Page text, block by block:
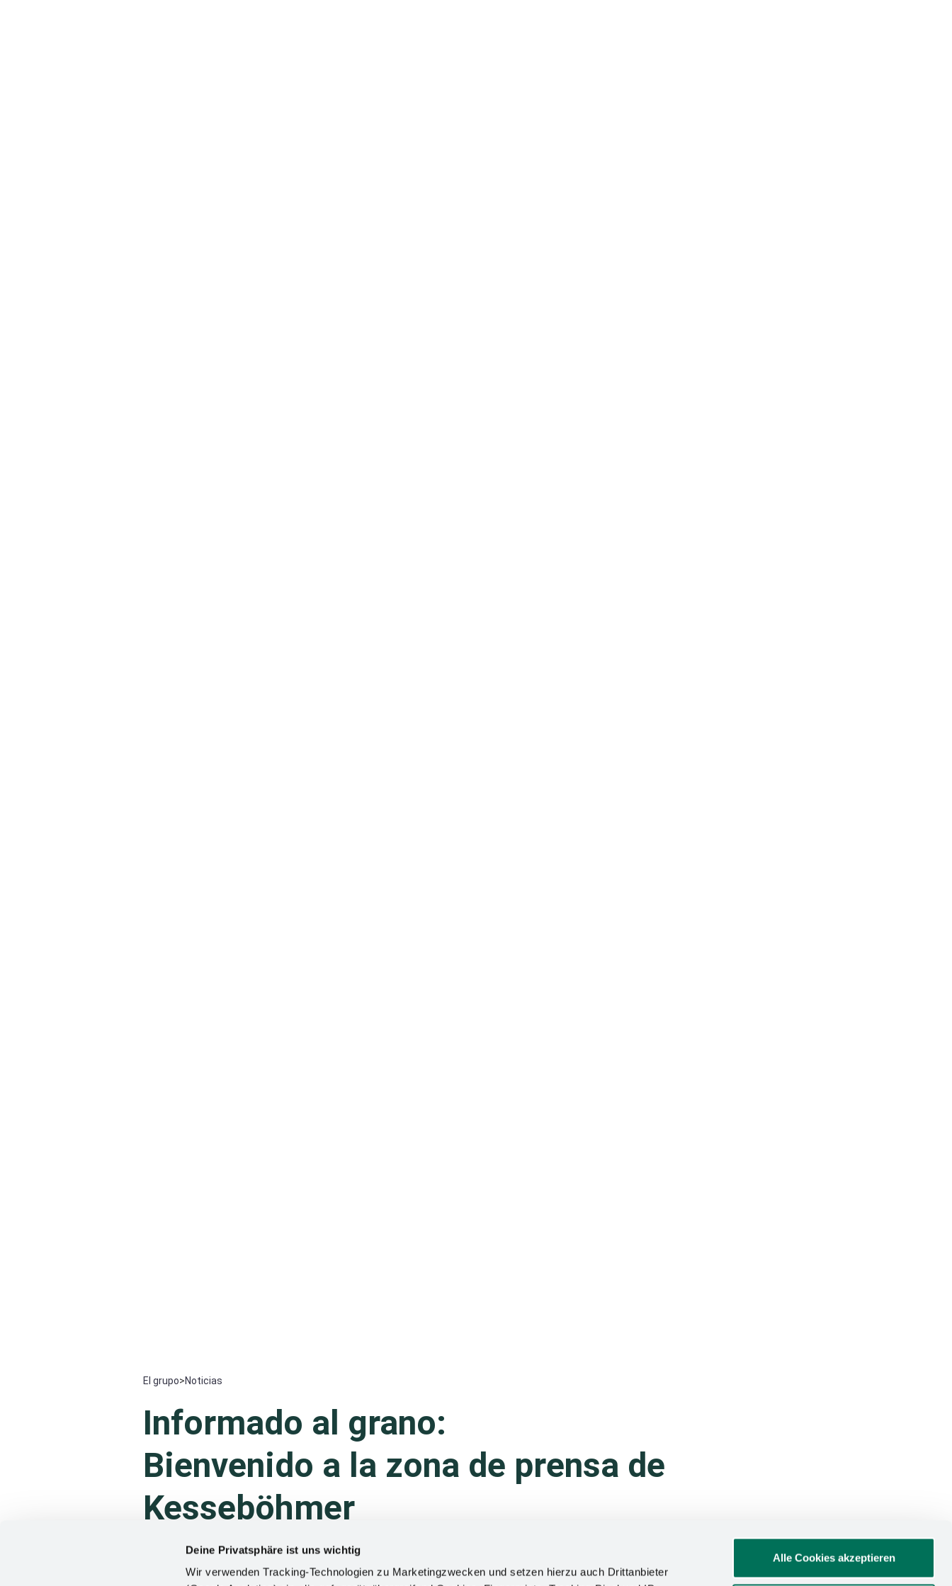
Deine Privatsphäre ist uns wichtig
Wir verwenden Tracking-Technologien zu Marketingzwecken und setzen hierzu auch Drittanbieter
Alle Cookies akzeptieren
El grupo>Noticias
Informado al grano:
Bienvenido a la zona de prensa de
Kesseböhmer
¿Es usted periodista y busca información sobre Kesseböhmer? Aquí encontrará todo
lo que necesita para su trabajo: Comunicados de prensa, material gráfico y fechas